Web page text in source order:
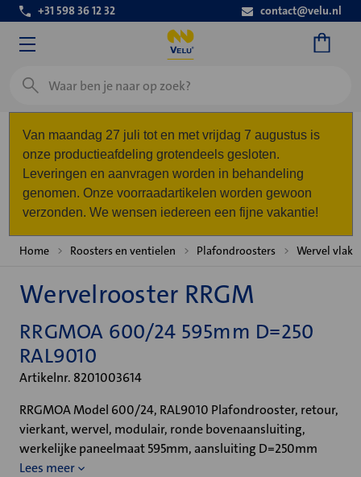
+31 598 36 12 32 contact@velu.nl
Zoeken
Van maandag 27 juli tot en met vrijdag 7 augustus is
onze productieafdeling grotendeels gesloten.
Leveringen en aanvragen worden in behandeling
genomen. Onze voorraadartikelen worden gewoon
verzonden. We wensen iedereen een fijne vakantie!
Home Roosters en ventielen Plafondroosters Wervel vlak
Wervelrooster RRGM
RRGMOA 600/24 595mm D=250
RAL9010
Artikelnr. 8201003614
RRGMOA Model 600/24, RAL9010 Plafondrooster, retour,
vierkant, wervel, modulair, ronde bovenaansluiting,
werkelijke paneelmaat 595mm, aansluiting D=250mm
Lees meer